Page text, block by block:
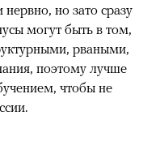
но зато сразу
могут быть в том,
рваными,
поэтому лучше
чтобы не